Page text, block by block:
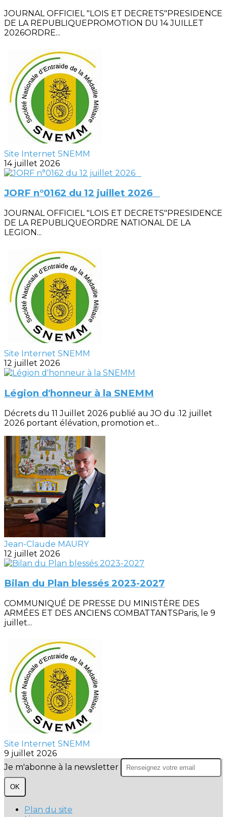
JOURNAL OFFICIEL "LOIS ET DECRETS"PRESIDENCE
DE LA REPUBLIQUEPROMOTION DU 14 JUILLET
2026ORDRE...
Site Internet SNEMM
14 juillet 2026
JORF n°0162 du 12 juillet 2026
JOURNAL OFFICIEL "LOIS ET DECRETS"PRESIDENCE
DE LA REPUBLIQUEORDRE NATIONAL DE LA
LEGION...
Site Internet SNEMM
12 juillet 2026
Légion d'honneur à la SNEMM
Décrets du 11 Juillet 2026 publié au JO du .12 juillet
2026 portant élévation, promotion et...
Jean-Claude MAURY
12 juillet 2026
Bilan du Plan blessés 2023-2027
COMMUNIQUÉ DE PRESSE DU MINISTÈRE DES
ARMÉES ET DES ANCIENS COMBATTANTSParis, le 9
juillet...
Site Internet SNEMM
9 juillet 2026
Je m'abonne à la newsletter
OK
Plan du site